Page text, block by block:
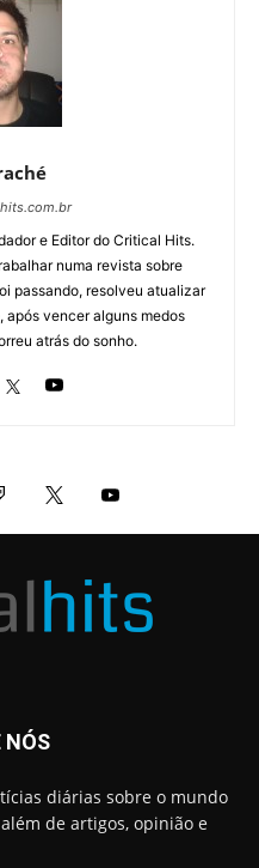
e Editor do Critical Hits.
numa revista sobre
passando, resolveu atualizar
após vencer alguns medos
atrás do sonho.
NÓS
diárias sobre o mundo
de artigos, opinião e